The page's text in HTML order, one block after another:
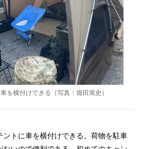
を横付けできる（写真：堀田篤史）
トに車を横付けできる。荷物を駐車